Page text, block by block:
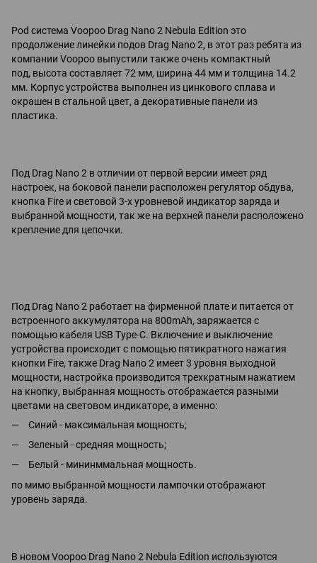
Pod система Voopoo Drag Nano 2 Nebula Edition это
продолжение линейки подов Drag Nano 2, в этот раз ребята из
компании Voopoo выпустили также очень компактный
под, высота составляет 72 мм, ширина 44 мм и толщина 14.2
мм. Корпус устройства выполнен из цинкового сплава и
окрашен в стальной цвет, а декоративные панели из
пластика.
Под Drag Nano 2 в отличии от первой версии имеет ряд
настроек, на боковой панели расположен регулятор обдува,
кнопка Fire и световой 3-х уровневой индикатор заряда и
выбранной мощности, так же на верхней панели расположено
крепление для цепочки.
Под Drag Nano 2 работает на фирменной плате и питается от
встроенного аккумулятора на 800mAh, заряжается с
помощью кабеля USB Type-C. Включение и выключение
устройства происходит с помощью пятикратного нажатия
кнопки Fire, также Drag Nano 2 имеет 3 уровня выходной
мощности, настройка производится трехкратным нажатием
на кнопку, выбранная мощность отображается разными
цветами на световом индикаторе, а именно:
Синий - максимальная мощность;
Зеленый - средняя мощность;
Белый - мининммальная мощность.
по мимо выбранной мощности лампочки отображают
уровень заряда.
В новом Voopoo Drag Nano 2 Nebula Edition используются